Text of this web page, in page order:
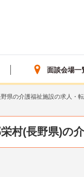
面談会場一
県の介護福祉施設の求人・
村(長野県)の